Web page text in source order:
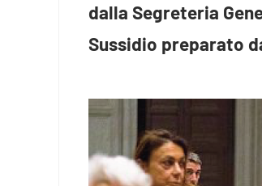
dalla Segreteria
Sussidio preparato